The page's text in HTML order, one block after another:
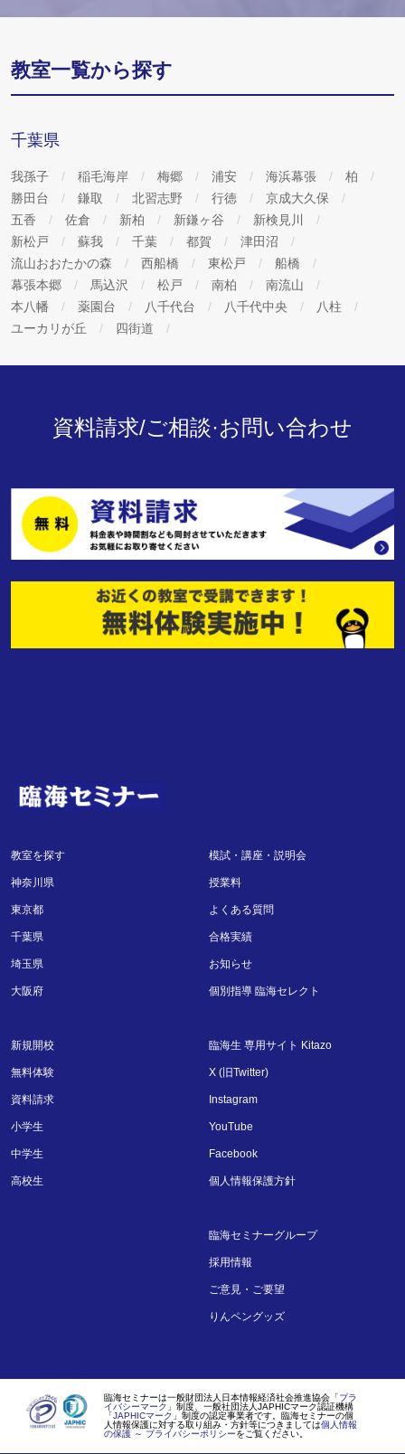
教室一覧から探す
千葉県
我孫子 稲毛海岸 梅郷 浦安 海浜幕張
柏
勝田台
鎌取 北習志野 行徳
京成大久保
五香
佐倉 新柏 新鎌ヶ谷
新検見川
新松戸
蘇我 千葉 都賀
津田沼
流山おおたかの森
西船橋 東松戸
船橋
幕張本郷
馬込沢 松戸 南柏
南流山
本八幡
薬園台 八千代台 八千代中央
八柱
ユーカリが丘
四街道
資料請求/ご相談·お問い合わせ
教室を探す
神奈川県
東京都
千葉県
埼玉県
大阪府
新規開校
無料体験
資料請求
小学生
中学生
高校生
模試・講座・説明会
授業料
よくある質問
合格実績
お知らせ
個別指導 臨海セレクト
臨海生 専用サイト Kitazo
X (旧Twitter)
Instagram
YouTube
Facebook
個人情報保護方針
臨海セミナーグループ
採用情報
ご意見・ご要望
りんペングッズ
臨海セミナーは一般財団法人日本情報経済社会推進協会「プラ
イバシーマーク 」制度、一般社団法人JAPHICマーク認証機構
「JAPHICマーク 」制度の認定事業者です。臨海セミナーの個
人情報保護に対する取り組み・方針等につきましては個人情報
の保護 ～ プライバシーポリシーをご覧ください。